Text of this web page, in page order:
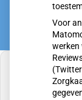
Voor
werken